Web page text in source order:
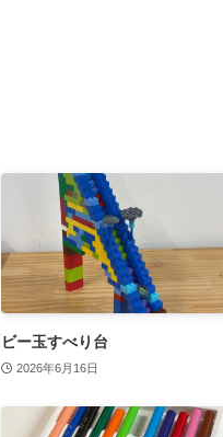
ビー玉すべり台
2026年6月16日